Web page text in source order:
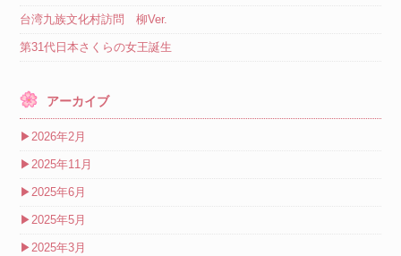
台湾九族文化村訪問 柳Ver.
第31代日本さくらの女王誕生
アーカイブ
▶2026年2月
▶2025年11月
▶2025年6月
▶2025年5月
▶2025年3月